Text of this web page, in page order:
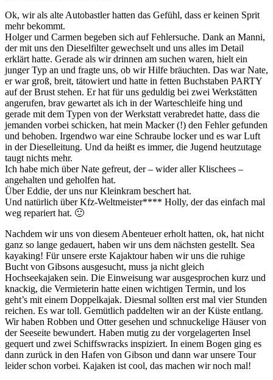
Ok, wir als alte Autobastler hatten das Gefühl, dass er keinen Sprit
mehr bekommt.
Holger und Carmen begeben sich auf Fehlersuche. Dank an Manni,
der mit uns den Dieselfilter gewechselt und uns alles im Detail
erklärt hatte. Gerade als wir drinnen am suchen waren, hielt ein
junger Typ an und fragte uns, ob wir Hilfe bräuchten. Das war Nate,
er war groß, breit, tätowiert und hatte in fetten Buchstaben PARTY
auf der Brust stehen. Er hat für uns geduldig bei zwei Werkstätten
angerufen, brav gewartet als ich in der Warteschleife hing und
gerade mit dem Typen von der Werkstatt verabredet hatte, dass die
jemanden vorbei schicken, hat mein Macker (!) den Fehler gefunden
und behoben. Irgendwo war eine Schraube locker und es war Luft
in der Dieselleitung. Und da heißt es immer, die Jugend heutzutage
taugt nichts mehr.
Ich habe mich über Nate gefreut, der – wider aller Klischees –
angehalten und geholfen hat.
Über Eddie, der uns nur Kleinkram beschert hat.
Und natürlich über Kfz-Weltmeister**** Holly, der das einfach mal
weg repariert hat. 🙂
Nachdem wir uns von diesem Abenteuer erholt hatten, ok, hat nicht
ganz so lange gedauert, haben wir uns dem nächsten gestellt. Sea
kayaking! Für unsere erste Kajaktour haben wir uns die ruhige
Bucht von Gibsons ausgesucht, muss ja nicht gleich
Hochseekajaken sein. Die Einweisung war ausgesprochen kurz und
knackig, die Vermieterin hatte einen wichtigen Termin, und los
geht’s mit einem Doppelkajak. Diesmal sollten erst mal vier Stunden
reichen. Es war toll. Gemütlich paddelten wir an der Küste entlang.
Wir haben Robben und Otter gesehen und schnuckelige Häuser von
der Seeseite bewundert. Haben mutig zu der vorgelagerten Insel
gequert und zwei Schiffswracks inspiziert. In einem Bogen ging es
dann zurück in den Hafen von Gibson und dann war unsere Tour
leider schon vorbei. Kajaken ist cool, das machen wir noch mal!